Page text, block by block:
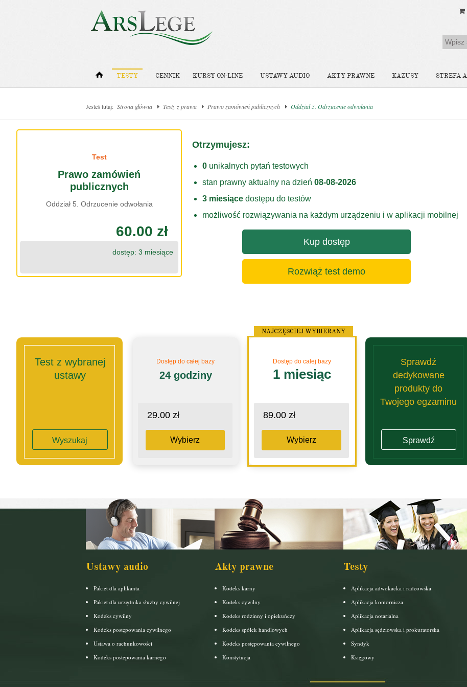
TESTY CENNIK KURSY ON-LINE USTAWY AUDIO AKTY PRAWNE KAZUSY STREFA
Jesteś tutaj: Strona główna Testy z prawa Prawo zamówień publicznych Oddział 5. Odrzucenie odwołania
Test
Prawo zamówień
publicznych
Oddział 5. Odrzucenie odwołania
60.00 zł
dostęp: 3 miesiące
Otrzymujesz:
0 unikalnych pytań testowych
stan prawny aktualny na dzień 08-08-2026
3 miesiące dostępu do testów
możliwość rozwiązywania na każdym urządzeniu i w aplikacji mobilnej
Kup dostęp
Rozwiąż test demo
Test z wybranej
ustawy
Wyszukaj
Dostęp do całej bazy
24 godziny
29.00 zł
Wybierz
Dostęp do całej bazy
1 miesiąc
89.00 zł
Wybierz
NAJCZĘSCIEJ WYBIERANY
Sprawdź
dedykowane
produkty do
Twojego egzaminu
Sprawdź
Ustawy audio
Pakiet dla aplikanta
Pakiet dla urzędnika służby cywilnej
Kodeks cywilny
Kodeks postępowania cywilnego
Ustawa o rachunkowości
Kodeks postepowania karnego
Akty prawne
Kodeks karny
Kodeks cywilny
Kodeks rodzinny i opiekuńczy
Kodeks spółek handlowych
Kodeks postępowania cywilnego
Konstytucja
Testy
Aplikacja adwokacka i radcowska
Aplikacja komornicza
Aplikacja notarialna
Aplikacja sędziowska i prokuratorska
Syndyk
Księgowy